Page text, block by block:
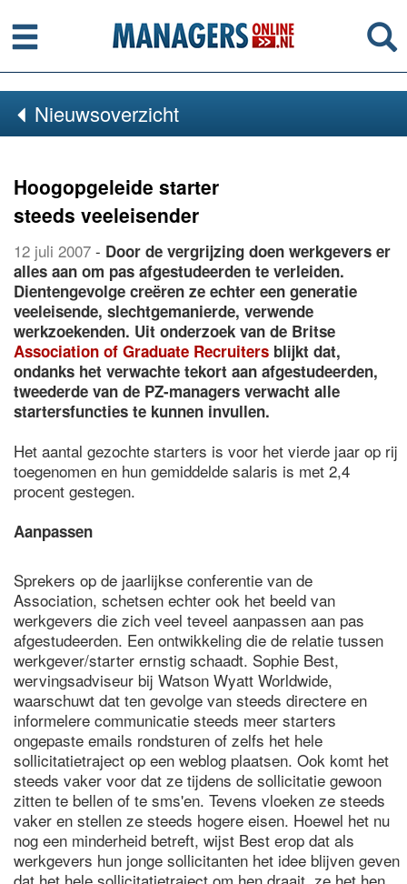
Menu
Nieuwsoverzicht
Hoogopgeleide starter
steeds veeleisender
12 juli 2007 - Door de vergrijzing doen werkgevers er
alles aan om pas afgestudeerden te verleiden.
Dientengevolge creëren ze echter een generatie
veeleisende, slechtgemanierde, verwende
werkzoekenden. Uit onderzoek van de Britse
Association of Graduate Recruiters blijkt dat,
ondanks het verwachte tekort aan afgestudeerden,
tweederde van de PZ-managers verwacht alle
startersfuncties te kunnen invullen.
Het aantal gezochte starters is voor het vierde jaar op rij
toegenomen en hun gemiddelde salaris is met 2,4
procent gestegen.
Aanpassen
Sprekers op de jaarlijkse conferentie van de
Association, schetsen echter ook het beeld van
werkgevers die zich veel teveel aanpassen aan pas
afgestudeerden. Een ontwikkeling die de relatie tussen
werkgever/starter ernstig schaadt. Sophie Best,
wervingsadviseur bij Watson Wyatt Worldwide,
waarschuwt dat ten gevolge van steeds directere en
informelere communicatie steeds meer starters
ongepaste emails rondsturen of zelfs het hele
sollicitatietraject op een weblog plaatsen. Ook komt het
steeds vaker voor dat ze tijdens de sollicitatie gewoon
zitten te bellen of te sms'en. Tevens vloeken ze steeds
vaker en stellen ze steeds hogere eisen. Hoewel het nu
nog een minderheid betreft, wijst Best erop dat als
werkgevers hun jonge sollicitanten het idee blijven geven